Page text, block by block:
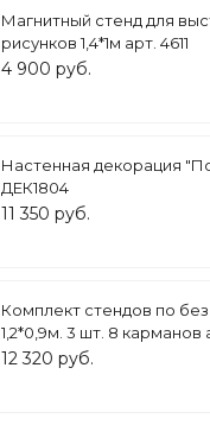
Магнитный стенд для
рисунков 1,4*1м арт. 4611
4 900 руб.
Настенная декорация
ДЕК1804
11 350 руб.
Комплект стендов по
1,2*0,9м. 3 шт. 8 карманов
12 320 руб.